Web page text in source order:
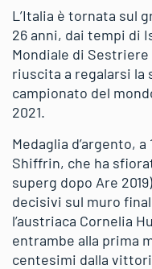
L’Italia è tornata sul
26 anni, dai tempi di
Mondiale di Sestriere
riuscita a regalarsi la
campionato del
2021.
Medaglia d’argento,
Shiffrin, che ha
superg dopo Are
decisivi sul muro
l’austriaca Cornelia
entrambe alla prima
centesimi dalla